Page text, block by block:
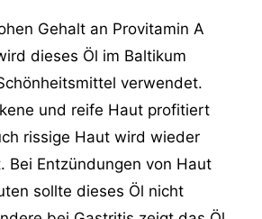
Gehalt an Provitamin A
dieses Öl im Baltikum
verwendet.
und reife Haut profitiert
rissige Haut wird wieder
Bei Entzündungen von Haut
sollte dieses Öl nicht